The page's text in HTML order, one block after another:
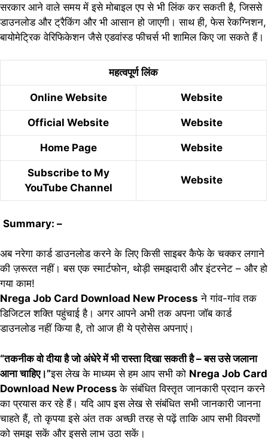
सरकार आने वाले समय में इसे मोबाइल एप से भी लिंक कर सकती है, जिससे
डाउनलोड और ट्रैकिंग और भी आसान हो जाएगी। साथ ही, फेस रेकग्निशन,
बायोमेट्रिक वेरिफिकेशन जैसे एडवांस्ड फीचर्स भी शामिल किए जा सकते हैं।
महत्वपूर्ण लिंक
Online Website Website
Official Website Website
Home Page Website
Subscribe to My
YouTube Channel
Website
Summary: –
अब नरेगा कार्ड डाउनलोड करने के लिए किसी साइबर कैफे के चक्कर लगाने
की ज़रूरत नहीं। बस एक स्मार्टफोन, थोड़ी समझदारी और इंटरनेट – और हो
गया काम!
Nrega Job Card Download New Process ने गांव-गांव तक
डिजिटल शक्ति पहुंचाई है। अगर आपने अभी तक अपना जॉब कार्ड
डाउनलोड नहीं किया है, तो आज ही ये प्रोसेस अपनाएं।
“तकनीक वो दीया है जो अंधेरे में भी रास्ता दिखा सकती है – बस उसे जलाना
आना चाहिए।”इस लेख के माध्यम से हम आप सभी को Nrega Job Card
Download New Processके संबंधित विस्तृत जानकारी प्रदान करने
का प्रयास कर रहे हैं। यदि आप इस लेख से संबंधित सभी जानकारी जानना
चाहते हैं, तो कृपया इसे अंत तक अच्छी तरह से पढ़ें ताकि आप सभी विवरणों
को समझ सकें और इससे लाभ उठा सकें।